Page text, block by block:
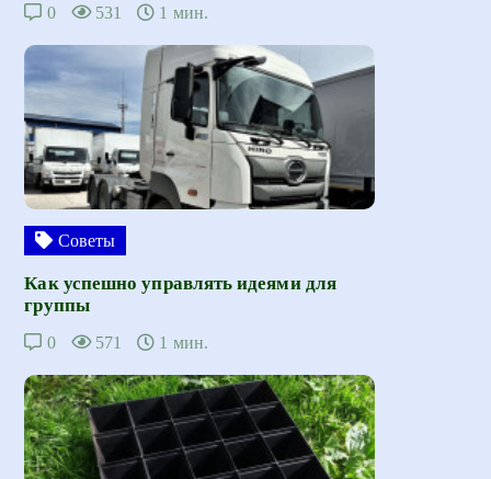
0 531 1 мин.
Советы
Как успешно управлять идеями для
группы
0 571 1 мин.